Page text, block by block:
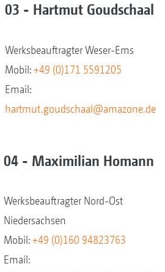
03 - Hartmut Goudschaal
Werksbeauftragter Weser-Ems
Mobil:+49 (0)171 5591205
Email:
hartmut.goudschaal@amazone.de
04 - Maximilian Homann
Werksbeauftragter Nord-Ost
Niedersachsen
Mobil:+49 (0)160 94823763
Email: